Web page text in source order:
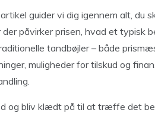
guider vi dig igennem alt, du
påvirker prisen, hvad et typisk
tandbøjler – både
muligheder for tilskud og
og bliv klædt på til at træffe det